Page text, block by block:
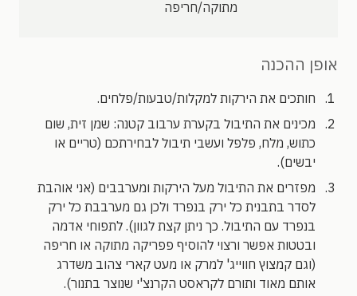
מתוקה/חריפה
אופן ההכנה
חותכים את הירקות למקלות/טבעות/פלחים.
מכינים את התיבול בקערת ערבוב קטנה: שמן זית, שום
כתוש, מלח, פלפל ועשבי תיבול לבחירתכם (טריים או
יבשים).
מפזרים את התיבול מעל הירקות ומערבבים (אני אוהבת
לסדר בתבנית כל ירק בנפרד ולכן גם מערבבת כל ירק
בנפרד עם התיבול. כך ניתן קצת לגוון). לתפוחי אדמה
ובטטות אפשר ורצוי להוסיף פפריקה מתוקה או חריפה
(וגם קמצוץ חווייג' למרק או מעט קארי צהוב משדרג
אותם מאוד ותורם לקראסט הקרנצ'י שנוצר בתנור).